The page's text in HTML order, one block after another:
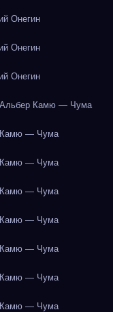
Онегин
Онегин
Онегин
Альбер Камю — Чума
Камю — Чума
Камю — Чума
Камю — Чума
Камю — Чума
Камю — Чума
Камю — Чума
Камю — Чума